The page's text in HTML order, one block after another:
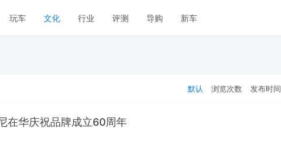
玩车 文化 行业 评测 导购 新车
默认 浏览次数 发布时间
在华庆祝品牌成立60周年